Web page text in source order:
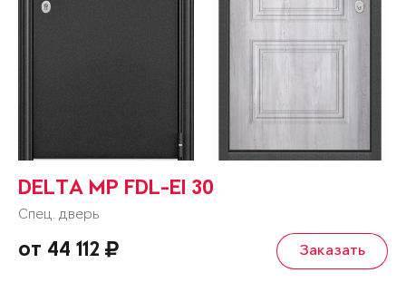
DELTA MP FDL-EI 30
Спец. дверь
от 44 112 Заказать